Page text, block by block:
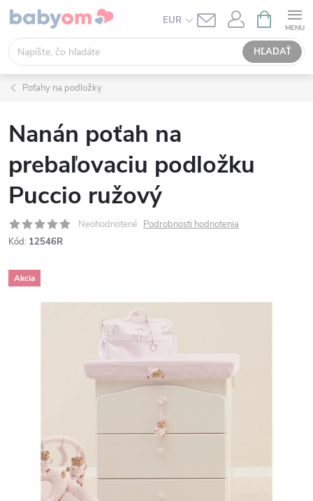
Prejsť
obsah
EUR
HĽADAŤ
KOŠÍK
Poťahy na podložky
Nanán poťah na
prebaľovaciu podložku
Puccio ružový
Neohodnotené Podrobnosti hodnotenia
Kód: 12546R
Akcia